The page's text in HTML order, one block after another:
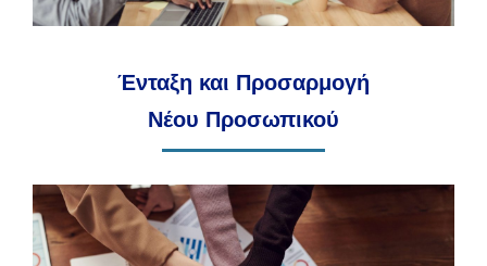
Ένταξη και Προσαρμογή
Νέου Προσωπικού